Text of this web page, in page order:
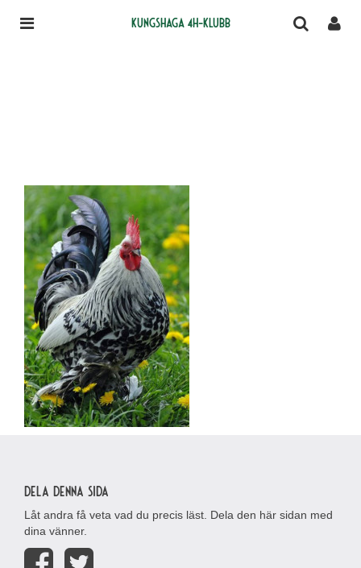
Kungshaga 4H-klubb
Dela denna sida
Låt andra få veta vad du precis läst. Dela den här sidan med
dina vänner.